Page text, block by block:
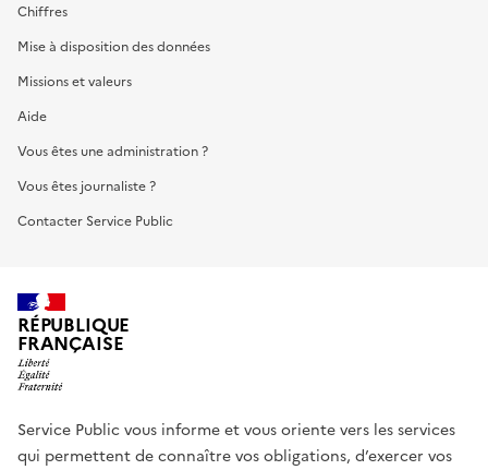
Chiffres
Mise à disposition des données
Missions et valeurs
Aide
Vous êtes une administration ?
Vous êtes journaliste ?
Contacter Service Public
RÉPUBLIQUE
FRANÇAISE
Service Public vous informe et vous oriente vers les services
qui permettent de connaître vos obligations, d’exercer vos